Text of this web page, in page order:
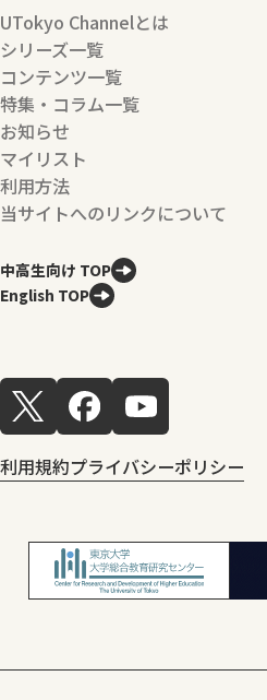
UTokyo Channelとは
シリーズ一覧
コンテンツ一覧
特集・コラム一覧
お知らせ
マイリスト
利用方法
当サイトへのリンクについて
中高生向け TOP
English TOP
利用規約プライバシーポリシー